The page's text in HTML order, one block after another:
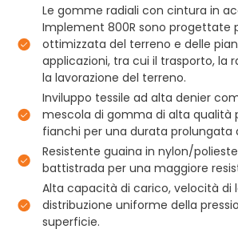
Le gomme radiali con cintura in
Implement 800R sono progettate
ottimizzata del terreno e delle
applicazioni, tra cui il trasporto, la
la lavorazione del terreno.
Inviluppo tessile ad alta denier
mescola di gomma di alta qualità
fianchi per una durata prolungata
Resistente guaina in nylon/
battistrada per una maggiore
Alta capacità di carico, velocità di
distribuzione uniforme della
superficie.